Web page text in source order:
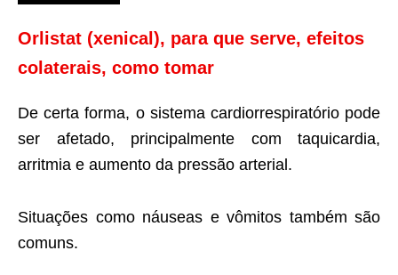
Orlistat (xenical), para que serve, efeitos
colaterais, como tomar
De certa forma, o sistema cardiorrespiratório pode
ser afetado, principalmente com taquicardia,
arritmia e aumento da pressão arterial.
Situações como náuseas e vômitos também são
comuns.